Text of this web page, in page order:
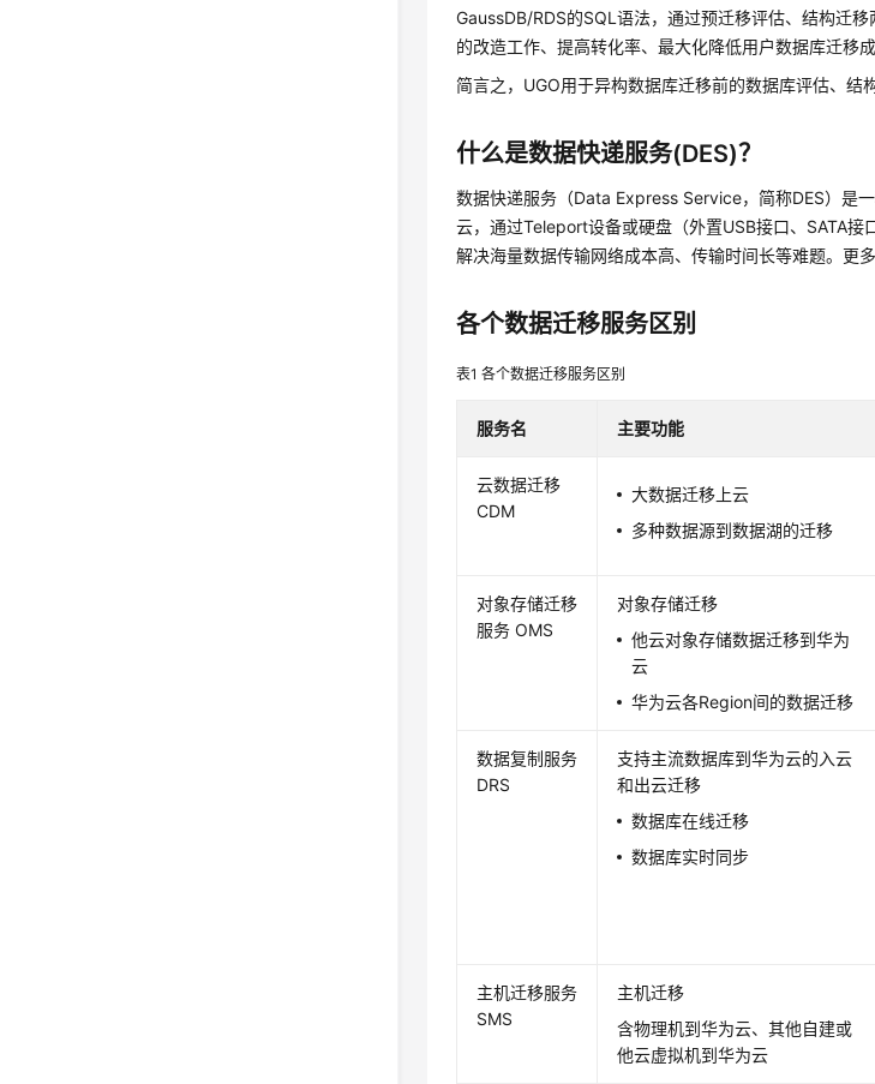
GaussDB/RDS的SQL语法，通过预迁移评估、结构迁
的改造工作、提高转化率、最大化降低用户数据库迁移
简言之，UGO用于异构数据库迁移前的数据库评估、结
什么是数据快递服务(DES)？
数据快递服务（Data Express Service，简称DES）是
云，通过Teleport设备或硬盘（外置USB接口、SATA
解决海量数据传输网络成本高、传输时间长等难题。更
各个数据迁移服务区别
表1各个数据迁移服务区别
服务名 主要功能
云数据迁移
CDM
大数据迁移上云
多种数据源到数据湖的迁移
对象存储迁移
服务 OMS
对象存储迁移
他云对象存储数据迁移到华为
云
华为云各Region间的数据迁移
数据复制服务
DRS
支持主流数据库到华为云的入云
和出云迁移
数据库在线迁移
数据库实时同步
主机迁移服务
SMS
主机迁移
含物理机到华为云、其他自建或
他云虚拟机到华为云